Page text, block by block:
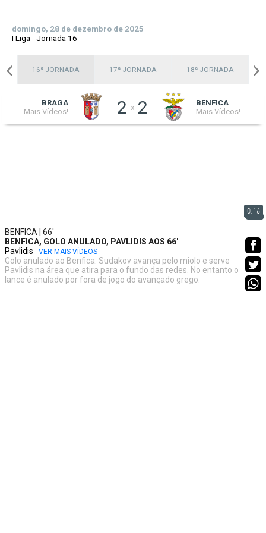
domingo, 28 de dezembro de 2025
I Liga -Jornada 16
16ª JORNADA 17ª JORNADA 18ª JORNADA
BRAGA
Mais Vídeos!
2 x 2
BENFICA
Mais Vídeos!
0:16
BENFICA | 66'
BENFICA, GOLO ANULADO, PAVLIDIS AOS 66'
Pavlidis - VER MAIS VÍDEOS
Golo anulado ao Benfica. Sudakov avança pelo miolo e serve
Pavlidis na área que atira para o fundo das redes. No entanto o
lance é anulado por fora de jogo do avançado grego.